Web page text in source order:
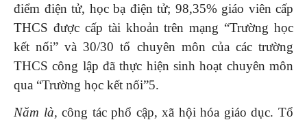
điểm điện tử, học bạ điện tử; 98,35% giáo viên cấp
THCS được cấp tài khoản trên mạng “Trường học
kết nối” và 30/30 tổ chuyên môn của các trường
THCS công lập đã thực hiện sinh hoạt chuyên môn
qua “Trường học kết nối”5.
Năm là, công tác phổ cập, xã hội hóa giáo dục. Tổ